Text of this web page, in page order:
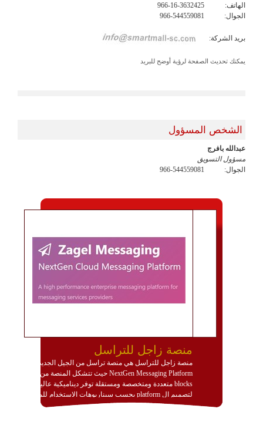
الهاتف:
966-16-3632425
الجوال:
966-544559081
بريد الشركة:
يمكنك تحديث الصفحة لرؤية أوضح للبريد
الشخص المسؤول
عبدالله بافرج
مسؤول التسويق
الجوال:
966-544559081
منصة زاجل للتراسل
منصة زاجل للتراسل هي منصة تراسل من الجيل الجديد
NextGen Messaging Platform حيث تتشكل المنصة من
blocks متعددة ومتخصصة ومستقلة توفر ديناميكية عالية
لتصميم ال platform بحسب سيناريوهات الاستخدام للمنصة
وتتوافق مع النشر والاستثمار ضمن بيئة استضافة dedicated